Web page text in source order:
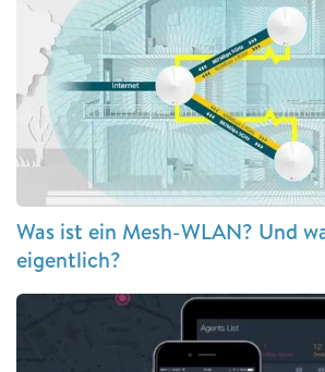
Was ist ein Mesh-WLAN? Und
eigentlich?